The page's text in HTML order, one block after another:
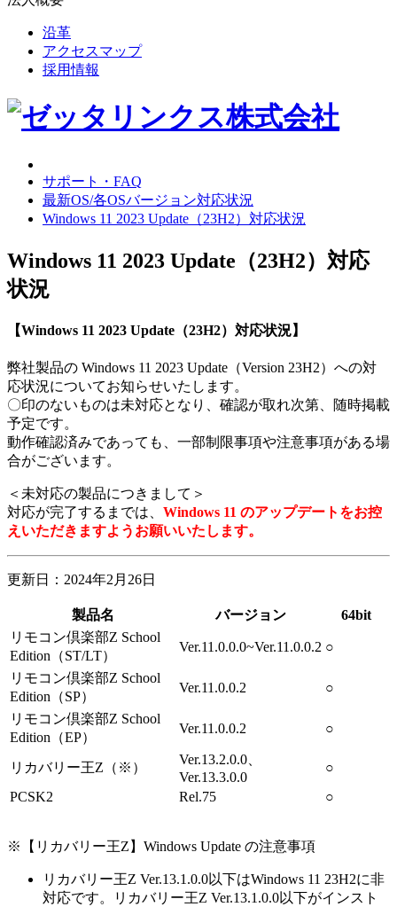
沿革
アクセスマップ
採用情報
サポート・FAQ
最新OS/各OSバージョン対応状況
Windows 11 2023 Update（23H2）対応状況
Windows 11 2023 Update（23H2）対応
状況
【Windows 11 2023 Update（23H2）対応状況】
弊社製品の Windows 11 2023 Update（Version 23H2）への対
応状況についてお知らせいたします。
〇印のないものは未対応となり、確認が取れ次第、随時掲載
予定です。
動作確認済みであっても、一部制限事項や注意事項がある場
合がございます。
＜未対応の製品につきまして＞
対応が完了するまでは、 Windows 11 のアップデートをお控
えいただきますようお願いいたします。
更新日：2024年2月26日
製品名 バージョン
64bit
リモコン倶楽部Z School
Edition（ST/LT）
Ver.11.0.0.0~Ver.11.0.0.2 ○
リモコン倶楽部Z School
Edition（SP）
Ver.11.0.0.2 ○
リモコン倶楽部Z School
Edition（EP）
Ver.11.0.0.2 ○
リカバリー王Z（※）
Ver.13.2.0.0、
Ver.13.3.0.0
○
PCSK2
Rel.75 ○
※【リカバリー王Z】Windows Update の注意事項
リカバリー王Z Ver.13.1.0.0以下はWindows 11 23H2に非
対応です。リカバリー王Z Ver.13.1.0.0以下がインスト